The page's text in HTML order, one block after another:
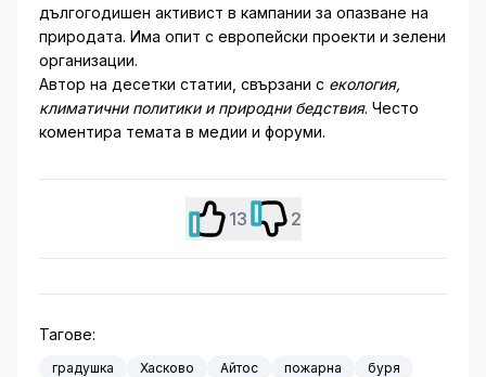
дългогодишен активист в кампании за опазване на
природата. Има опит с европейски проекти и зелени
организации.
Автор на десетки статии, свързани с екология,
климатични политики и природни бедствия. Често
коментира темата в медии и форуми.
13 2
Тагове:
градушка Хасково Айтос пожарна
буря